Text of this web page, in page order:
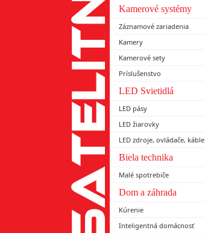
Kamerové systémy
Záznamové zariadenia
Kamery
Kamerové sety
Príslušenstvo
LED Svietidlá
LED pásy
LED žiarovky
LED zdroje, ovládače, káble
Biela technika
Malé spotrebiče
Dom a záhrada
Kúrenie
Inteligentná domácnosť